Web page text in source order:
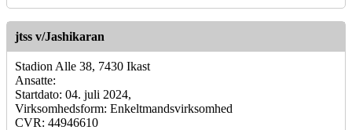
jtss v/Jashikaran
Stadion Alle 38, 7430 Ikast
Ansatte:
Startdato: 04. juli 2024,
Virksomhedsform: Enkeltmandsvirksomhed
CVR: 44946610